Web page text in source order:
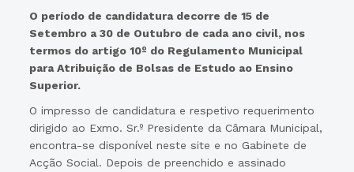
O período de candidatura decorre de 15 de
Setembro a 30 de Outubro de cada ano civil, nos
termos do artigo 10º do Regulamento Municipal
para Atribuição de Bolsas de Estudo ao Ensino
Superior.
O impresso de candidatura e respetivo requerimento
dirigido ao Exmo. Sr.º Presidente da Câmara Municipal,
encontra-se disponível neste site e no Gabinete de
Acção Social. Depois de preenchido e assinado